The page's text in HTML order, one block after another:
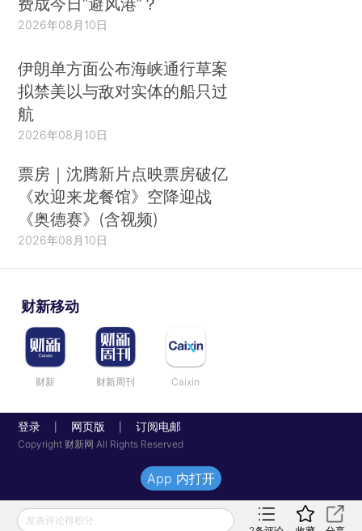
2026年08月10日
伊朗单方面公布海峡通行草案
拟禁美以与敌对实体的船只过
航
2026年08月10日
票房｜沈腾新片点映票房破亿
《欢迎来龙餐馆》空降迎战
《奥德赛》(含视频)
2026年08月10日
财新移动
财新 财新周刊 Caixin
登录 网页版 订阅电邮
Copyright 财新网 All Rights Reserved
发表评论得积分
App 内打开